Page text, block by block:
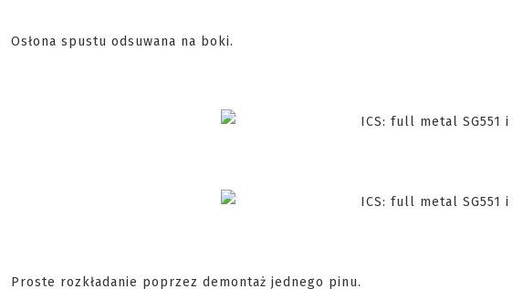
Osłona spustu odsuwana na boki.
Proste rozkładanie poprzez demontaż jednego pinu.